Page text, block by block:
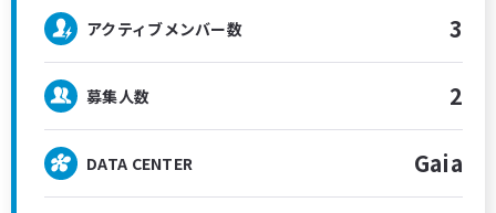
アクティブメンバー数 3
募集人数 2
DATA CENTER Gaia